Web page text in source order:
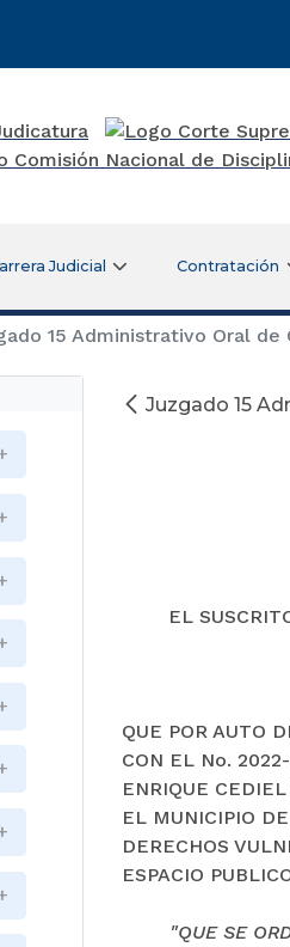
Judicial Contratación
15 Administrativo Oral de
Juzgado 15
EL
QUE POR AUTO
CON EL No.
ENRIQUE
EL MUNICIPIO
DERECHOS
ESPACIO
"QUE SE